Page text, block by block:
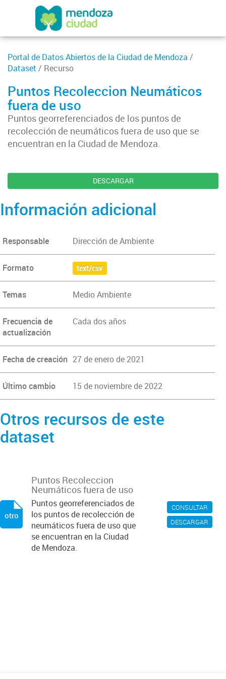
Portal de Datos Abiertos de la Ciudad de Mendoza /
Dataset / Recurso
Puntos Recoleccion Neumáticos
fuera de uso
Puntos georreferenciados de los puntos de
recolección de neumáticos fuera de uso que se
encuentran en la Ciudad de Mendoza.
DESCARGAR
Información adicional
Responsable Dirección de Ambiente
Formato text/csv
Temas Medio Ambiente
Frecuencia de
actualización
Cada dos años
Fecha de creación 27 de enero de 2021
Último cambio 15 de noviembre de 2022
Otros recursos de este
dataset
CONSULTAR
DESCARGAR
Puntos Recoleccion
Neumáticos fuera de uso
Puntos georreferenciados de
los puntos de recolección de
neumáticos fuera de uso que
se encuentran en la Ciudad
de Mendoza.
otro